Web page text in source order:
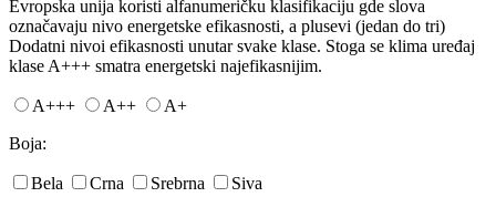
Evropska unija koristi alfanumeričku klasifikaciju gde slova
označavaju nivo energetske efikasnosti, a plusevi (jedan do tri)
Dodatni nivoi efikasnosti unutar svake klase. Stoga se klima uređaj
klase A+++ smatra energetski najefikasnijim.
A+++ A++
A+
Boja:
Bela Crna Srebrna
Siva